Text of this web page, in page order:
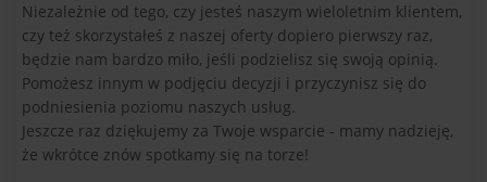
Niezależnie od tego, czy jesteś naszym wieloletnim klientem,
czy też skorzystałeś z naszej oferty dopiero pierwszy raz,
będzie nam bardzo miło, jeśli podzielisz się swoją opinią.
Pomożesz innym w podjęciu decyzji i przyczynisz się do
podniesienia poziomu naszych usług.
Jeszcze raz dziękujemy za Twoje wsparcie - mamy nadzieję,
że wkrótce znów spotkamy się na torze!